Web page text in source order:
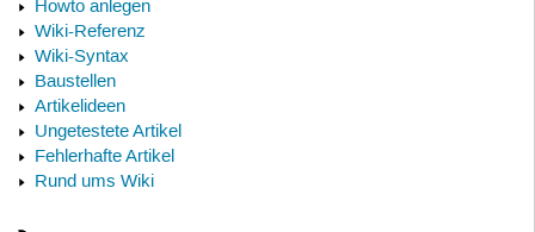
Howto anlegen
Wiki-Referenz
Wiki-Syntax
Baustellen
Artikelideen
Ungetestete Artikel
Fehlerhafte Artikel
Rund ums Wiki